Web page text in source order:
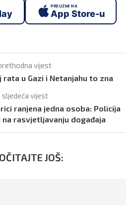
PREUZMI NA
App Store-u
vijest
rata u Gazi i Netanjahu to zna
sljedeća vijest
ranjena jedna osoba: Policija
rasvjetljavanju događaja
JOŠ: